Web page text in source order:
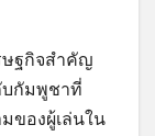
ษฐกิจสำคัญ
บกัมพูชาที่
ของผู้เล่นใน